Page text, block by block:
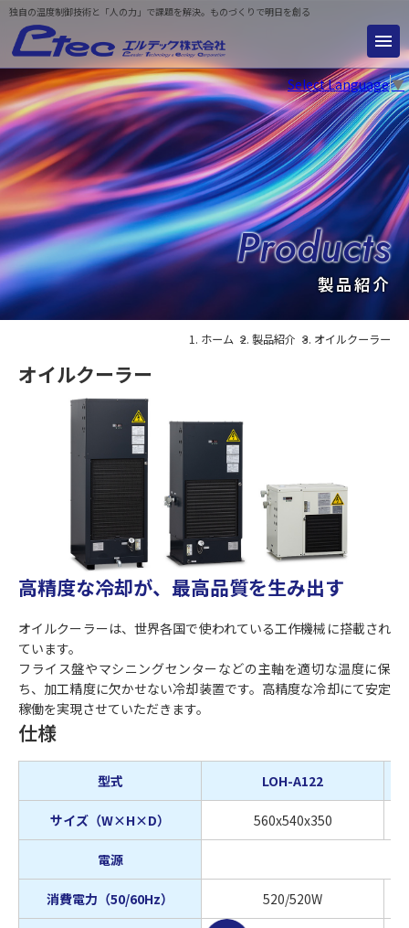
独自の温度制御技術と「人の力」で課題を解決。ものづくりで明日を創る
Select Language▼
製品紹介
ホーム 製品紹介 オイルクーラー
オイルクーラー
高精度な冷却が、最高品質を生み出す
オイルクーラーは、世界各国で使われている工作機械に搭載され
ています。
フライス盤やマシニングセンターなどの主軸を適切な温度に保
ち、加工精度に欠かせない冷却装置です。高精度な冷却にて安定
稼働を実現させていただきます。
仕様
型式 LOH-A122
サイズ（W×H×D） 560x540x350
電源
消費電力（50/60Hz） 520/520W